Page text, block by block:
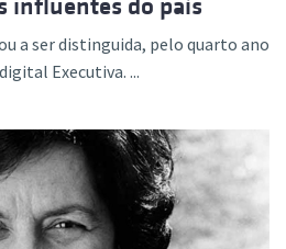
influentes do país
a ser distinguida, pelo quarto ano
Executiva. ...